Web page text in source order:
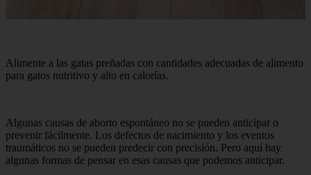
Alimente a las gatas preñadas con cantidades adecuadas de alimento
para gatos nutritivo y alto en calorías.
Algunas causas de aborto espontáneo no se pueden anticipar o
prevenir fácilmente. Los defectos de nacimiento y los eventos
traumáticos no se pueden predecir con precisión. Pero aquí hay
algunas formas de pensar en esas causas que podemos anticipar.